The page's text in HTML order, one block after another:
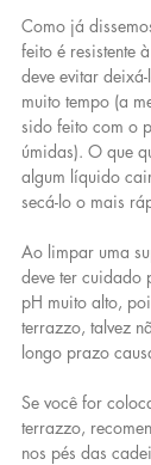
Como já
feito é resistente
deve evitar
muito tempo (a
sido feito com o
úmidas). O que
algum líquido
secá-lo o mais
Ao limpar uma
deve ter cuidado
pH muito alto,
terrazzo, talvez
longo prazo
Se você for
terrazzo,
nos pés das